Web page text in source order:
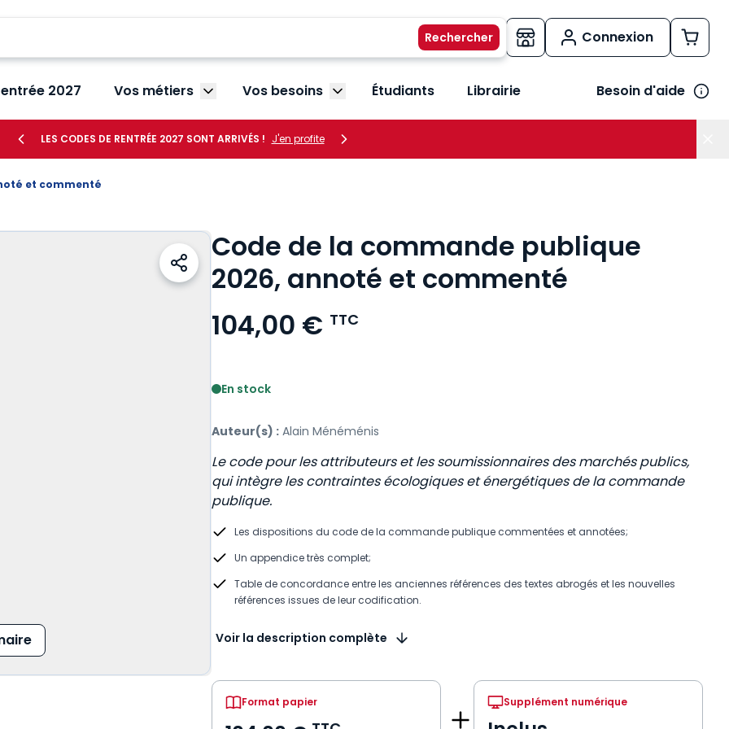
Connexion
2027 Vos métiers Afficher le sous-menu Vos métiers
Vos besoins Afficher le sous-menu Vos besoins
Étudiants Librairie Besoin d'aide
LES CODES DE RENTRÉE 2027 SONT ARRIVÉS ! J'en profite
et commenté
Code de la commande publique
2026, annoté et commenté
104,00 € TTC
En stock
Auteur(s) : Alain Ménéménis
Le code pour les attributeurs et les soumissionnaires des marchés publics,
qui intègre les contraintes écologiques et énergétiques de la commande
publique.
Les dispositions du code de la commande publique commentées et annotées;
Un appendice très complet;
Table de concordance entre les anciennes références des textes abrogés et les nouvelles
références issues de leur codification.
Voir la description complète
Format papier Supplément numérique